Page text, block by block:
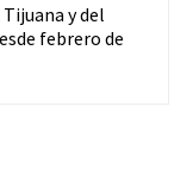
y del
febrero de